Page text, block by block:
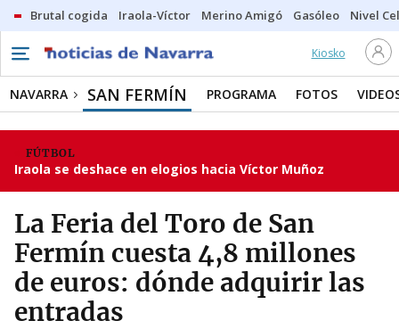
Brutal cogida Iraola-Víctor Merino Amigó Gasóleo Nivel
Kiosko
NAVARRA SAN FERMÍN PROGRAMA FOTOS
FÚTBOL
Iraola se deshace en elogios hacia Víctor Muñoz
La Feria del Toro de San
Fermín cuesta 4,8 millones
de euros: dónde adquirir las
entradas